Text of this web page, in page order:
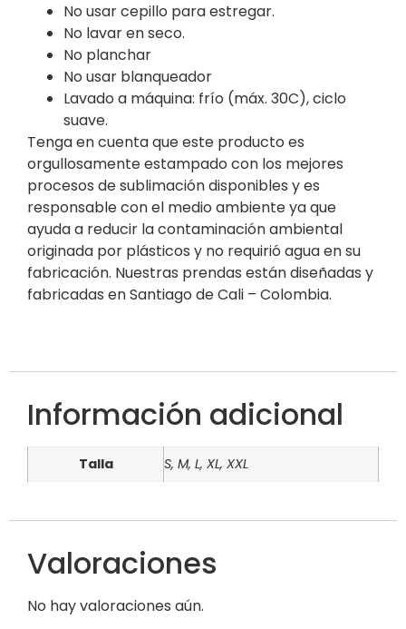
No usar cepillo para estregar.
No lavar en seco.
No planchar
No usar blanqueador
Lavado a máquina: frío (máx. 30C), ciclo
suave.
Tenga en cuenta que este producto es
orgullosamente estampado con los mejores
procesos de sublimación disponibles y es
responsable con el medio ambiente ya que
ayuda a reducir la contaminación ambiental
originada por plásticos y no requirió agua en su
fabricación. Nuestras prendas están diseñadas y
fabricadas en Santiago de Cali – Colombia.
Información adicional
Talla S, M, L, XL, XXL
Valoraciones
No hay valoraciones aún.